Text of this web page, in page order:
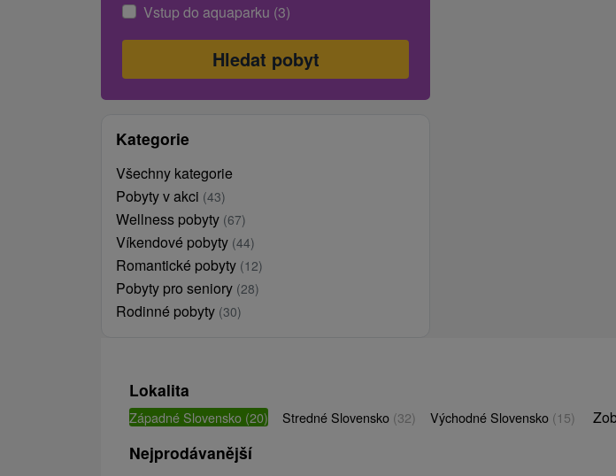
Vstup do aquaparku (3)
Kategorie
Všechny kategorie
Pobyty v akci (43)
Wellness pobyty (67)
Víkendové pobyty (44)
Romantické pobyty (12)
Pobyty pro seniory (28)
Rodinné pobyty (30)
Lokalita
Západné Slovensko (20) Stredné Slovensko (32) Východné Slovensko (15)
Nejprodávanější